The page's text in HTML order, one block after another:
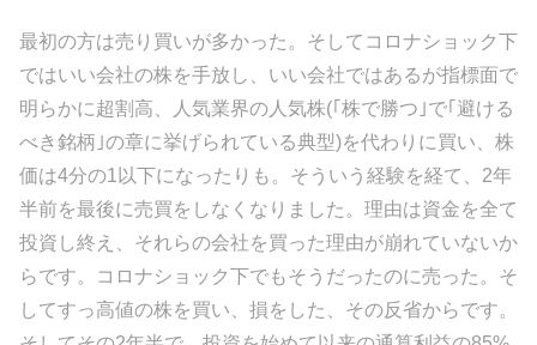
最初の方は売り買いが多かった。そしてコロナショック下
ではいい会社の株を手放し、いい会社ではあるが指標面で
明らかに超割高、人気業界の人気株(｢株で勝つ｣で｢避ける
べき銘柄｣の章に挙げられている典型)を代わりに買い、株
価は4分の1以下になったりも。そういう経験を経て、2年
半前を最後に売買をしなくなりました。理由は資金を全て
投資し終え、それらの会社を買った理由が崩れていないか
らです。コロナショック下でもそうだったのに売った。そ
してすっ高値の株を買い、損をした、その反省からです。